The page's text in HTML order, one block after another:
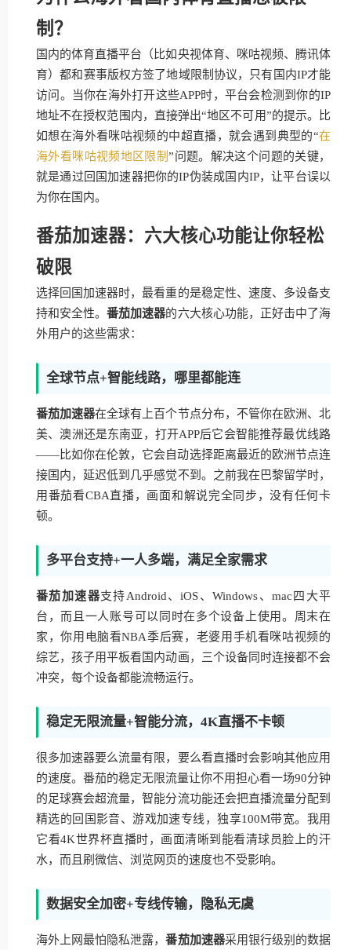
制？
国内的体育直播平台（比如央视体育、咪咕视频、腾讯体
育）都和赛事版权方签了地域限制协议，只有国内IP才能
访问。当你在海外打开这些APP时，平台会检测到你的IP
地址不在授权范围内，直接弹出“地区不可用”的提示。比
如想在海外看咪咕视频的中超直播，就会遇到典型的“在
海外看咪咕视频地区限制”问题。解决这个问题的关键，
就是通过回国加速器把你的IP伪装成国内IP，让平台误以
为你在国内。
番茄加速器：六大核心功能让你轻松
破限
选择回国加速器时，最看重的是稳定性、速度、多设备支
持和安全性。番茄加速器的六大核心功能，正好击中了海
外用户的这些需求：
全球节点+智能线路，哪里都能连
番茄加速器在全球有上百个节点分布，不管你在欧洲、北
美、澳洲还是东南亚，打开APP后它会智能推荐最优线路
——比如你在伦敦，它会自动选择距离最近的欧洲节点连
接国内，延迟低到几乎感觉不到。之前我在巴黎留学时，
用番茄看CBA直播，画面和解说完全同步，没有任何卡
顿。
多平台支持+一人多端，满足全家需求
番茄加速器支持Android、iOS、Windows、mac四大平
台，而且一人账号可以同时在多个设备上使用。周末在
家，你用电脑看NBA季后赛，老婆用手机看咪咕视频的
综艺，孩子用平板看国内动画，三个设备同时连接都不会
冲突，每个设备都能流畅运行。
稳定无限流量+智能分流，4K直播不卡顿
很多加速器要么流量有限，要么看直播时会影响其他应用
的速度。番茄的稳定无限流量让你不用担心看一场90分钟
的足球赛会超流量，智能分流功能还会把直播流量分配到
精选的回国影音、游戏加速专线，独享100M带宽。我用
它看4K世界杯直播时，画面清晰到能看清球员脸上的汗
水，而且刷微信、浏览网页的速度也不受影响。
数据安全加密+专线传输，隐私无虞
海外上网最怕隐私泄露，番茄加速器采用银行级别的数据